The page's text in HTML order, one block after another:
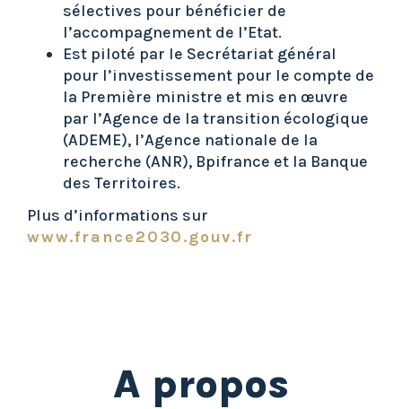
sélectives pour bénéficier de
l’accompagnement de l’Etat.
Est piloté par le Secrétariat général
pour l’investissement pour le compte de
la Première ministre et mis en œuvre
par l’Agence de la transition écologique
(ADEME), l’Agence nationale de la
recherche (ANR), Bpifrance et la Banque
des Territoires.
Plus d’informations sur
www.france2030.gouv.fr
A propos